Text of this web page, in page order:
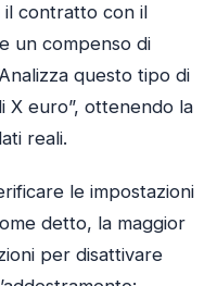
il contratto con il
un compenso di
questo tipo di
euro”, ottenendo la
reali.
le impostazioni
detto, la maggior
per disattivare